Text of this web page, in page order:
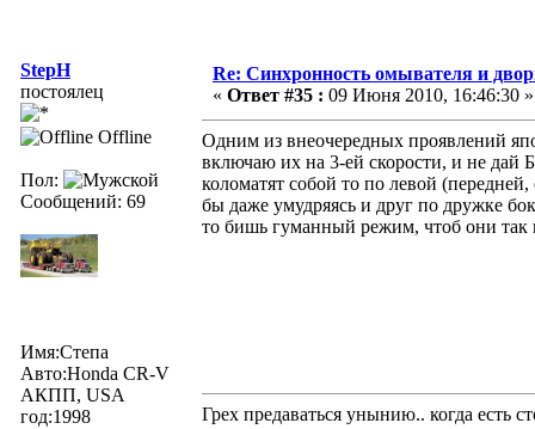
StepH
постоялец
Offline
Пол:
Сообщений: 69
Имя:Степа
Авто:Honda CR-V
АКПП, USA
год:1998
Re: Синхронность омывателя и
« Ответ #35 : 09 Июня 2010, 16:46:30 »
Одним из внеочередных проявлений
включаю их на 3-ей скорости, и не дай
коломатят собой то по левой
бы даже умудряясь и друг по дружке
то бишь гуманный режим, чтоб они так
Грех предаваться унынию.. когда есть